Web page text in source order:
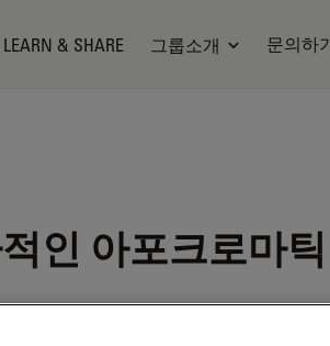
LEARN & SHARE 그룹소개 문의하
인 아포크로마